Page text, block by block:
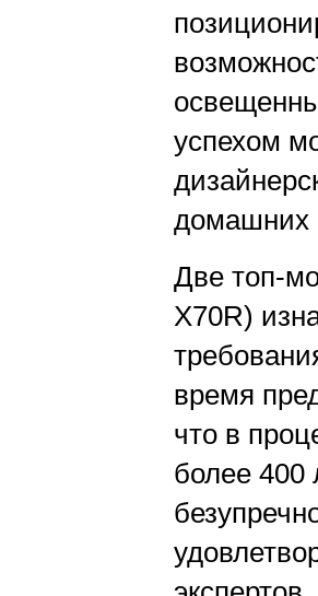
успехом
домашних
Две топ-
X70R)
время
что в
более 400